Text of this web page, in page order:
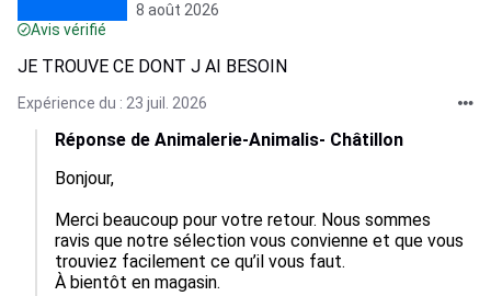
8 août 2026
Avis vérifié
JE TROUVE CE DONT J AI BESOIN
Expérience du : 23 juil. 2026
Réponse de Animalerie-Animalis- Châtillon
Bonjour,
Merci beaucoup pour votre retour. Nous sommes
ravis que notre sélection vous convienne et que vous
trouviez facilement ce qu’il vous faut.
À bientôt en magasin.